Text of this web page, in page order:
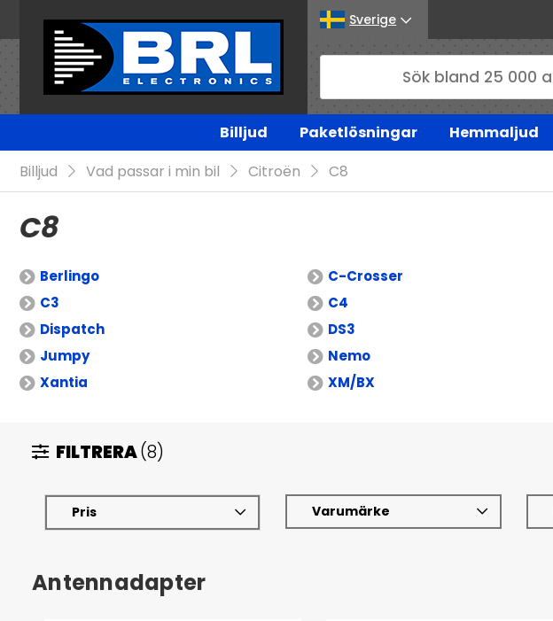
Sverige
Billjud Paketlösningar Hemmaljud
Billjud
Vad passar i min bil Citroën C8
C8
Berlingo C-Crosser
C3
C4
Dispatch
DS3
Jumpy
Nemo
Xantia
XM/BX
FILTRERA(8)
Pris Varumärke
Antennadapter